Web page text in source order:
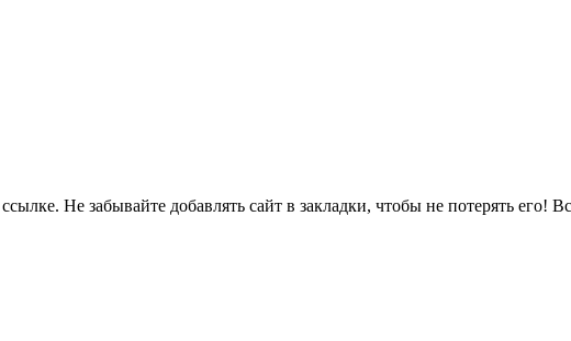
Не забывайте добавлять сайт в закладки, чтобы не потерять его!